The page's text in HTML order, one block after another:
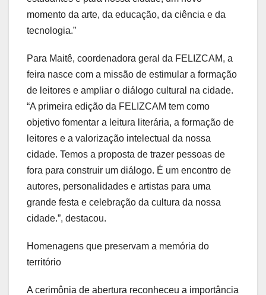
momento da arte, da educação, da ciência e da
tecnologia.”
Para Maitê, coordenadora geral da FELIZCAM, a
feira nasce com a missão de estimular a formação
de leitores e ampliar o diálogo cultural na cidade.
“A primeira edição da FELIZCAM tem como
objetivo fomentar a leitura literária, a formação de
leitores e a valorização intelectual da nossa
cidade. Temos a proposta de trazer pessoas de
fora para construir um diálogo. É um encontro de
autores, personalidades e artistas para uma
grande festa e celebração da cultura da nossa
cidade.”, destacou.
Homenagens que preservam a memória do
território
A cerimônia de abertura reconheceu a importância